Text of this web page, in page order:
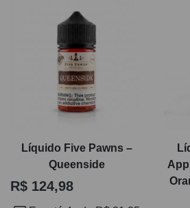
Líquido Five Pawns –
Queenside
R$ 124,98